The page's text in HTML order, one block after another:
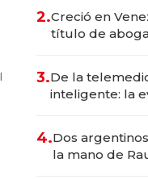
2.Creció en
título de
3.De la
inteligente: la
4.Dos
la mano de